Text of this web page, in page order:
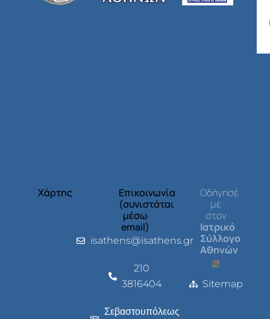
Χάρτης
Επικοινωνία
(συνιστάται
μέσω
email)
isathens@isathens.gr
210
3816404
Σεβαστουπόλεως
Οδήγησέ
με
στον
Ιατρικό
Σύλλογο
Αθηνών
Sitemap